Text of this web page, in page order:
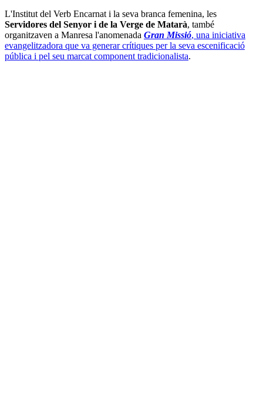
L'Institut del Verb Encarnat i la seva branca femenina, les
Servidores del Senyor i de la Verge de Matarà, també
organitzaven a Manresa l'anomenada Gran Missió, una iniciativa
evangelitzadora que va generar crítiques per la seva escenificació
pública i pel seu marcat component tradicionalista.